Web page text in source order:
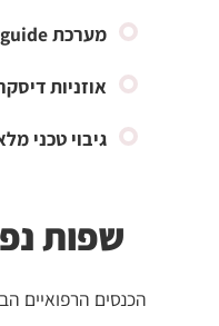
מערכת Tourguide ניידת
אוזניות
גיבוי טכני
שפות
הכנסים הרפואיים